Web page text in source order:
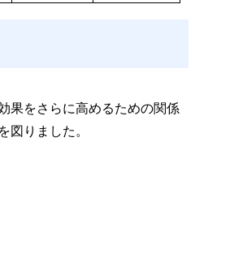
果をさらに高めるための関係
図りました。